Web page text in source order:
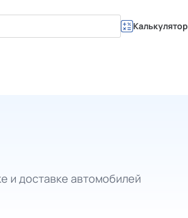
Калькулятор
и доставке автомобилей